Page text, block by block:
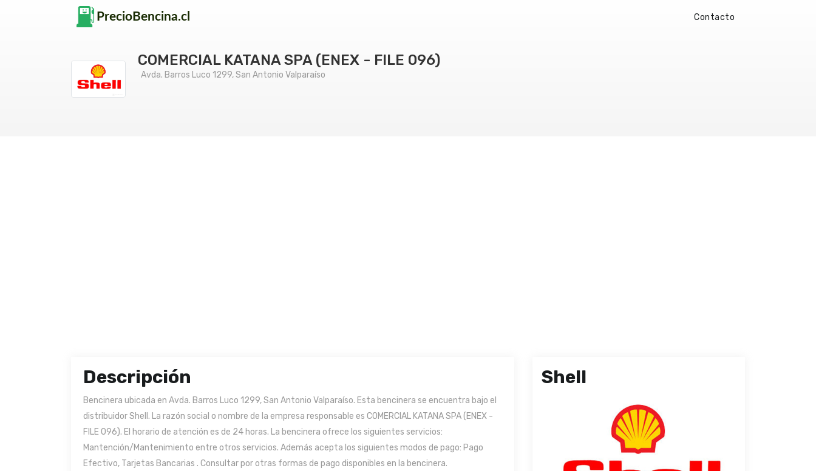
Contacto
COMERCIAL KATANA SPA (ENEX - FILE 096)
Avda. Barros Luco 1299, San Antonio Valparaíso
Descripción
Bencinera ubicada en Avda. Barros Luco 1299, San Antonio Valparaíso. Esta bencinera se encuentra bajo el
distribuidor Shell. La razón social o nombre de la empresa responsable es COMERCIAL KATANA SPA (ENEX -
FILE 096). El horario de atención es de 24 horas. La bencinera ofrece los siguientes servicios:
Mantención/Mantenimiento entre otros servicios. Además acepta los siguientes modos de pago: Pago
Efectivo, Tarjetas Bancarias . Consultar por otras formas de pago disponibles en la bencinera.
Shell